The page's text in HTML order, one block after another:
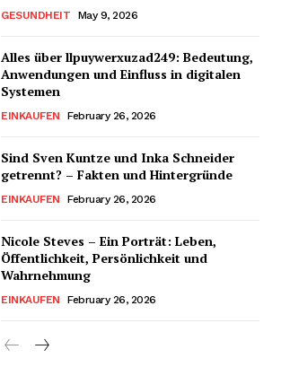
GESUNDHEIT May 9, 2026
Alles über llpuywerxuzad249: Bedeutung,
Anwendungen und Einfluss in digitalen
Systemen
EINKAUFEN February 26, 2026
Sind Sven Kuntze und Inka Schneider
getrennt? – Fakten und Hintergründe
EINKAUFEN February 26, 2026
Nicole Steves – Ein Porträt: Leben,
Öffentlichkeit, Persönlichkeit und
Wahrnehmung
EINKAUFEN February 26, 2026